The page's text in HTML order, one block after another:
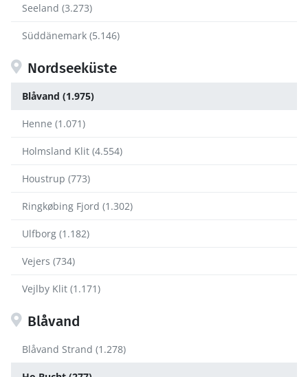
Seeland (3.273)
Süddänemark (5.146)
Nordseeküste
Blåvand (1.975)
Henne (1.071)
Holmsland Klit (4.554)
Houstrup (773)
Ringkøbing Fjord (1.302)
Ulfborg (1.182)
Vejers (734)
Vejlby Klit (1.171)
Blåvand
Blåvand Strand (1.278)